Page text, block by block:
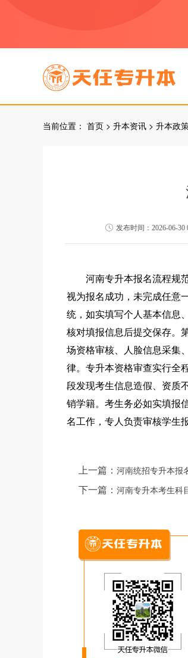
当前位置： 首页 > 升本资讯 > 升本政
发布时间：2026-06-30
河南专升本报名流程规范
视为报名成功，未完成任意
统，如实填写个人基本信息
核对填报信息后提交保存。
场资格审核、人脸信息采集
律。专升本资格审查实行全
段发现考生信息造假、资质
销学籍。考生务必如实填报
名工作，专人负责审核学生
上一篇： 河南统招专升本报
下一篇： 河南专升本考生科